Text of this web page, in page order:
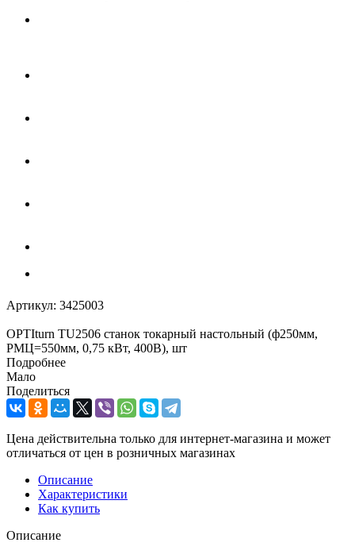
Артикул: 3425003
OPTIturn TU2506 станок токарный настольный (ф250мм,
РМЦ=550мм, 0,75 кВт, 400В), шт
Подробнее
Мало
Поделиться
Цена действительна только для интернет-магазина и может
отличаться от цен в розничных магазинах
Описание
Характеристики
Как купить
Описание